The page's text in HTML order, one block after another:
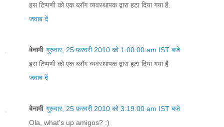
इस टिप्पणी को एक ब्लॉग व्यवस्थापक द्वारा हटा दिया गया है.
जवाब दें
बेनामी गुरुवार, 25 फ़रवरी 2010 को 1:00:00 am IST बजे
इस टिप्पणी को एक ब्लॉग व्यवस्थापक द्वारा हटा दिया गया है.
जवाब दें
बेनामी गुरुवार, 25 फ़रवरी 2010 को 3:19:00 am IST बजे
Ola, what's up amigos? :)